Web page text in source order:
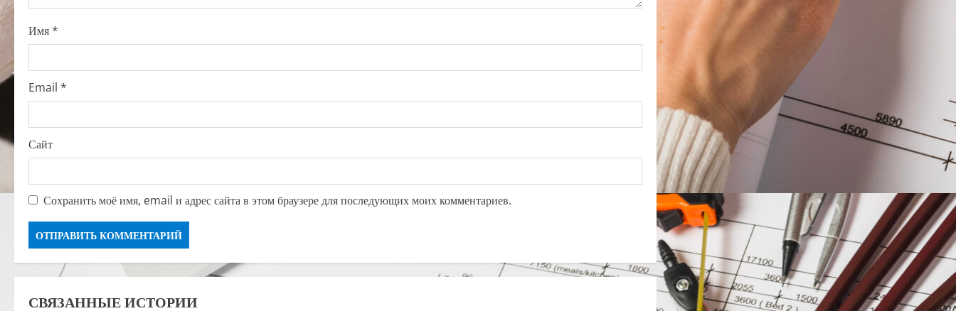
n
Имя*
Email *
Сайт
Сохранить моё имя, email и адрес сайта в этом браузере для последующих моих комментариев.
СВЯЗАННЫЕ ИСТОРИИ